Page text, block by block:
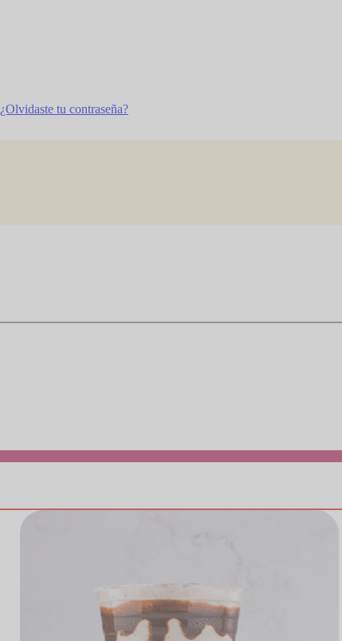
¿Olvidaste tu contraseña?